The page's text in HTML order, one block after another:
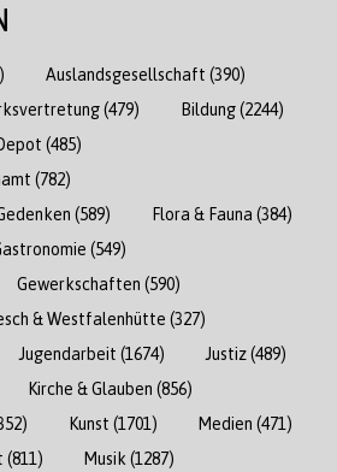
Auslandsgesellschaft (390)
(479) Bildung(2244)
(485)
(782)
(589) Flora & Fauna (384)
(549)
Gewerkschaften (590)
& Westfalenhütte (327)
Jugendarbeit (1674) Justiz(489)
Kirche & Glauben (856)
Kunst (1701) Medien (471)
(811) Musik (1287)